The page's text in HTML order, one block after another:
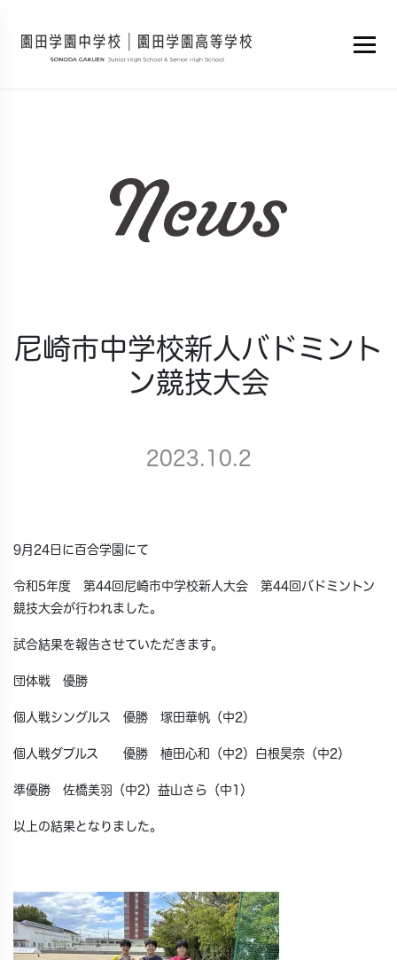
尼崎市中学校新人バドミント
ン競技大会
2023.10.2
9月24日に百合学園にて
令和5年度 第44回尼崎市中学校新人大会 第44回バドミントン
競技大会が行われました。
試合結果を報告させていただきます。
団体戦 優勝
個人戦シングルス 優勝 塚田華帆（中2）
個人戦ダブルス 優勝 植田心和（中2）白根昊奈（中2）
準優勝 佐橋美羽（中2）益山さら（中1）
以上の結果となりました。